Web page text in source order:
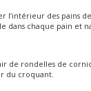
l’intérieur des pains
dans chaque pain et
de rondelles de
du croquant.